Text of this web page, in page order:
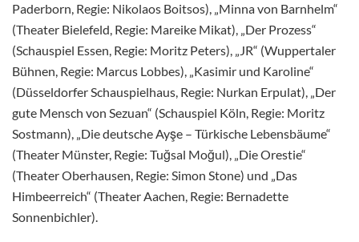
Paderborn, Regie: Nikolaos Boitsos), „Minna von Barnhelm“
(Theater Bielefeld, Regie: Mareike Mikat), „Der Prozess“
(Schauspiel Essen, Regie: Moritz Peters), „JR“ (Wuppertaler
Bühnen, Regie: Marcus Lobbes), „Kasimir und Karoline“
(Düsseldorfer Schauspielhaus, Regie: Nurkan Erpulat), „Der
gute Mensch von Sezuan“ (Schauspiel Köln, Regie: Moritz
Sostmann), „Die deutsche Ayşe – Türkische Lebensbäume“
(Theater Münster, Regie: Tuğsal Moğul), „Die Orestie“
(Theater Oberhausen, Regie: Simon Stone) und „Das
Himbeerreich“ (Theater Aachen, Regie: Bernadette
Sonnenbichler).